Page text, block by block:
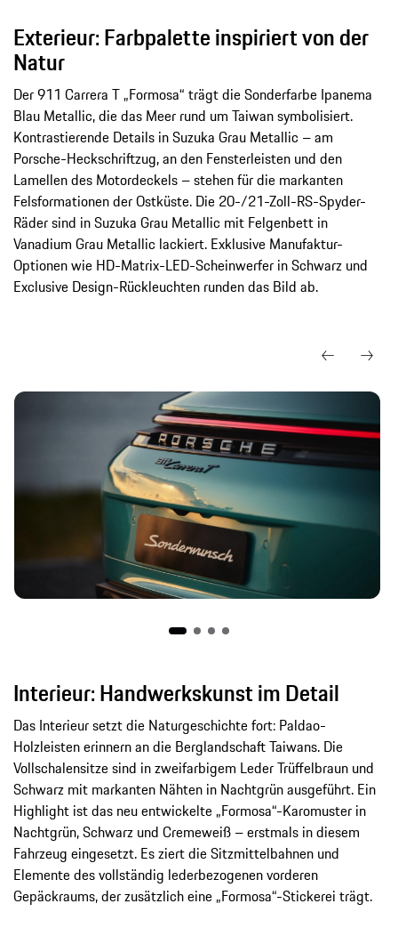
Exterieur: Farbpalette inspiriert von der
Natur
Der 911 Carrera T „Formosa“ trägt die Sonderfarbe Ipanema
Blau Metallic, die das Meer rund um Taiwan symbolisiert.
Kontrastierende Details in Suzuka Grau Metallic – am
Porsche-Heckschriftzug, an den Fensterleisten und den
Lamellen des Motordeckels – stehen für die markanten
Felsformationen der Ostküste. Die 20-/21-Zoll-RS-Spyder-
Räder sind in Suzuka Grau Metallic mit Felgenbett in
Vanadium Grau Metallic lackiert. Exklusive Manufaktur-
Optionen wie HD-Matrix-LED-Scheinwerfer in Schwarz und
Exclusive Design-Rückleuchten runden das Bild ab.
Interieur: Handwerkskunst im Detail
Das Interieur setzt die Naturgeschichte fort: Paldao-
Holzleisten erinnern an die Berglandschaft Taiwans. Die
Vollschalensitze sind in zweifarbigem Leder Trüffelbraun und
Schwarz mit markanten Nähten in Nachtgrün ausgeführt. Ein
Highlight ist das neu entwickelte „Formosa“-Karomuster in
Nachtgrün, Schwarz und Cremeweiß – erstmals in diesem
Fahrzeug eingesetzt. Es ziert die Sitzmittelbahnen und
Elemente des vollständig lederbezogenen vorderen
Gepäckraums, der zusätzlich eine „Formosa“-Stickerei trägt.